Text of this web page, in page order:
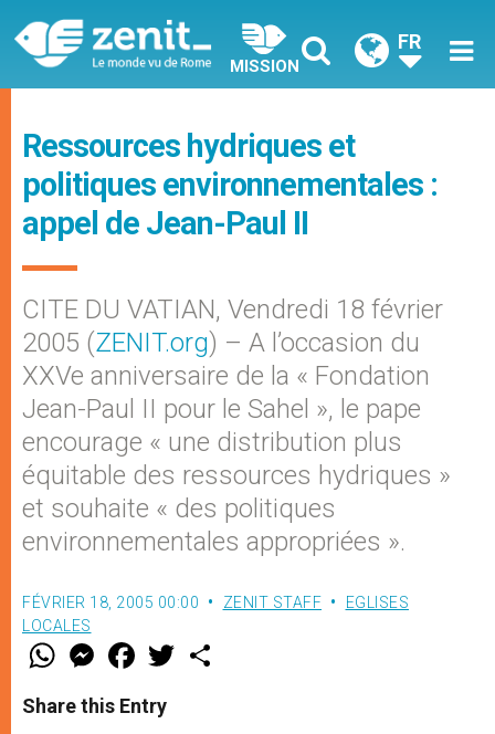
MISSION
FR
Ressources hydriques et
politiques environnementales :
appel de Jean-Paul II
CITE DU VATIAN, Vendredi 18 février
2005 (ZENIT.org) – A l’occasion du
XXVe anniversaire de la « Fondation
Jean-Paul II pour le Sahel », le pape
encourage « une distribution plus
équitable des ressources hydriques »
et souhaite « des politiques
environnementales appropriées ».
FÉVRIER 18, 2005 00:00 ZENIT STAFF
EGLISES
LOCALES
W
t
s
M
e
s
e
F
a
e
b
w
Share this Entry